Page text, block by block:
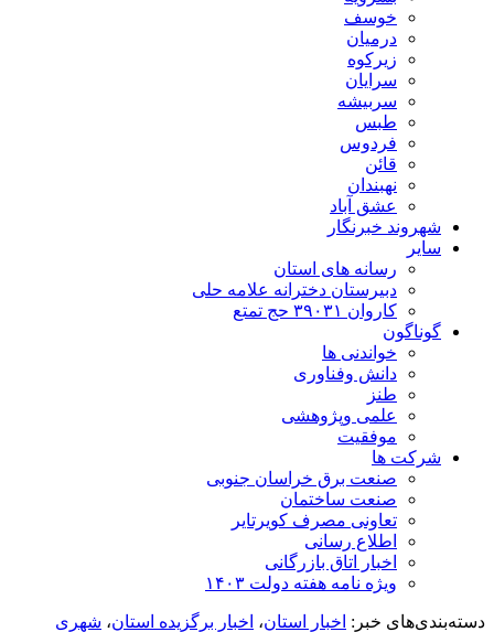
خوسف
درمیان
زیرکوه
سرایان
سربیشه
طبس
فردوس
قائن
نهبندان
عشق آباد
شهروند خبرنگار
سایر
رسانه های استان
دبیرستان دخترانه علامه حلی
کاروان ۳۹۰۳۱ حج تمتع
گوناگون
خواندنی ها
دانش وفناوری
طنز
علمی وپژوهشی
موفقیت
شرکت ها
صنعت برق خراسان جنوبی
صنعت ساختمان
تعاونی مصرف کویرتایر
اطلاع رسانی
اخبار اتاق بازرگانی
ویژه نامه هفته دولت ۱۴۰۳
دسته‌بندی‌های خبر: اخبار استان، اخبار برگزیده استان، شهری